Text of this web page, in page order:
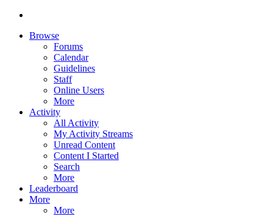
Browse
Forums
Calendar
Guidelines
Staff
Online Users
More
Activity
All Activity
My Activity Streams
Unread Content
Content I Started
Search
More
Leaderboard
More
More